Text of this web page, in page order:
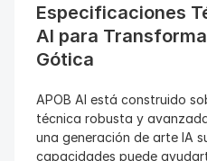
Especificaciones
AI para
Gótica
APOB AI está construido
técnica robusta y
una generación de arte IA
capacidades puede